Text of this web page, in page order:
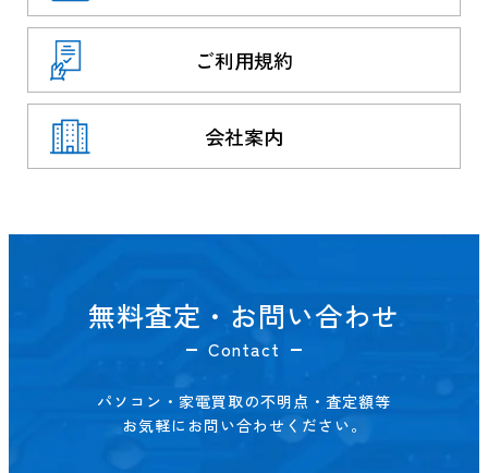
ご利用規約
会社案内
無料査定・お問い合わせ
Contact
パソコン・家電買取の不明点・査定額等
お気軽にお問い合わせください。